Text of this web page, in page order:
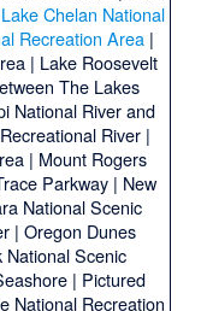
Lake Chelan National
Recreation Area|
| Lake Roosevelt
The Lakes
National River and
River |
| Mount Rogers
Parkway| New
National Scenic
| Oregon Dunes
National Scenic
| Pictured
National Recreation